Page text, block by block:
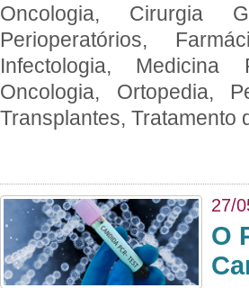
Oncologia, Cirurgia
Perioperatórios,
Infectologia, Medicina
Oncologia, Ortopedia,
Transplantes, Tratamento
27/
O